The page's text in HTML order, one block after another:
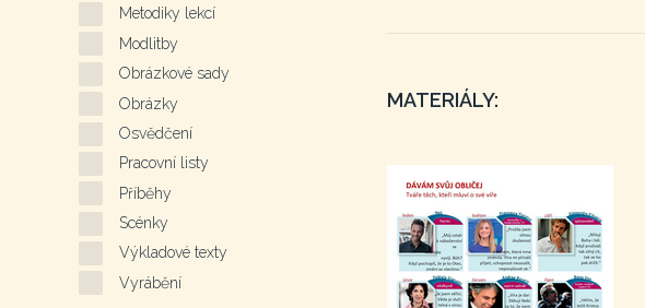
MATERIÁLY:
Metodiky lekcí
Modlitby
Obrázkové sady
Obrázky
Osvědčení
Pracovní listy
Příběhy
Scénky
Výkladové texty
Vyrábění